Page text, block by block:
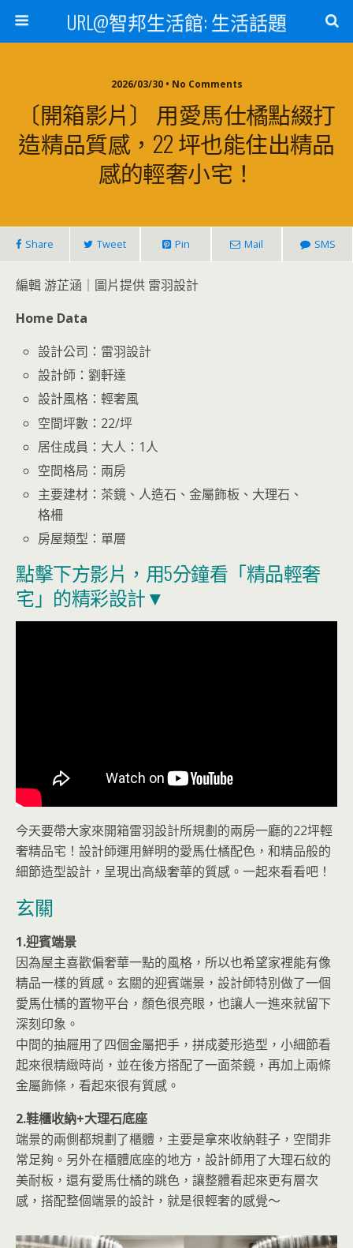
URL@智邦生活館: 生活話題
2026/03/30 • No Comments
〔開箱影片〕 用愛馬仕橘點綴打
造精品質感，22 坪也能住出精品
感的輕奢小宅！
Share Tweet Pin Mail SMS
編輯 游芷涵｜圖片提供 雷羽設計
Home Data
設計公司：雷羽設計
設計師：劉軒達
設計風格：輕奢風
空間坪數：22/坪
居住成員：大人：1人
空間格局：兩房
主要建材：茶鏡、人造石、金屬飾板、大理石、
格柵
房屋類型：單層
點擊下方影片，用5分鐘看「精品輕奢
宅」的精彩設計▼
今天要帶大家來開箱雷羽設計所規劃的兩房一廳的22坪輕
奢精品宅！設計師運用鮮明的愛馬仕橘配色，和精品般的
細節造型設計，呈現出高級奢華的質感。一起來看看吧！
玄關
1.迎賓端景
因為屋主喜歡偏奢華一點的風格，所以也希望家裡能有像
精品一樣的質感。玄關的迎賓端景，設計師特別做了一個
愛馬仕橘的置物平台，顏色很亮眼，也讓人一進來就留下
深刻印象。
中間的抽屜用了四個金屬把手，拼成菱形造型，小細節看
起來很精緻時尚，並在後方搭配了一面茶鏡，再加上兩條
金屬飾條，看起來很有質感。
2.鞋櫃收納+大理石底座
端景的兩側都規劃了櫃體，主要是拿來收納鞋子，空間非
常足夠。另外在櫃體底座的地方，設計師用了大理石紋的
美耐板，還有愛馬仕橘的跳色，讓整體看起來更有層次
感，搭配整個端景的設計，就是很輕奢的感覺～